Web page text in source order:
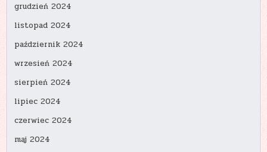
grudzień 2024
listopad 2024
październik 2024
wrzesień 2024
sierpień 2024
lipiec 2024
czerwiec 2024
maj 2024